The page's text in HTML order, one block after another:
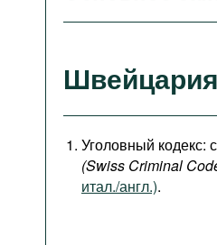
Швейцария
Уголовный кодекс:
(Swiss Criminal
итал./англ.).